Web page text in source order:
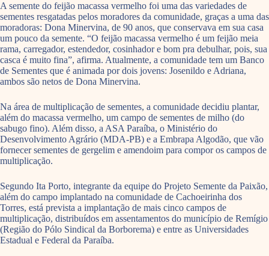
A semente do feijão macassa vermelho foi uma das variedades de
sementes resgatadas pelos moradores da comunidade, graças a uma das
moradoras: Dona Minervina, de 90 anos, que conservava em sua casa
um pouco da semente. “O feijão macassa vermelho é um feijão meia
rama, carregador, estendedor, cosinhador e bom pra debulhar, pois, sua
casca é muito fina”, afirma. Atualmente, a comunidade tem um Banco
de Sementes que é animada por dois jovens: Josenildo e Adriana,
ambos são netos de Dona Minervina.
Na área de multiplicação de sementes, a comunidade decidiu plantar,
além do macassa vermelho, um campo de sementes de milho (do
sabugo fino). Além disso, a ASA Paraíba, o Ministério do
Desenvolvimento Agrário (MDA-PB) e a Embrapa Algodão, que vão
fornecer sementes de gergelim e amendoim para compor os campos de
multiplicação.
Segundo Ita Porto, integrante da equipe do Projeto Semente da Paixão,
além do campo implantado na comunidade de Cachoeirinha dos
Torres, está prevista a implantação de mais cinco campos de
multiplicação, distribuídos em assentamentos do município de Remígio
(Região do Pólo Sindical da Borborema) e entre as Universidades
Estadual e Federal da Paraíba.